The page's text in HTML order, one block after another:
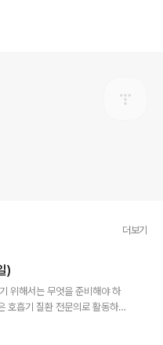
더보기
)
위해서는 무엇을 준비해야 하
호흡기 질환 전문의로 활동하신
..